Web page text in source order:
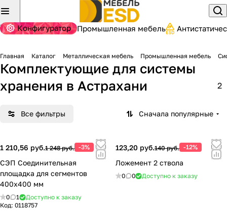
Конфигуратор Промышленная мебель
Главная Каталог Металлическая мебель Промышленная мебель
Комплектующие для системы
хранения в Астрахани 2
Все фильтры Сначала популярные
1 210,56 руб.1 248 руб. -3%
СЭП Соединительная
площадка для сегментов
400х400 мм
0 1
Доступно к заказу
Код: 0118757
123,20 руб.140 руб. -12%
Ложемент 2 ствола
0 0 Доступно к заказу